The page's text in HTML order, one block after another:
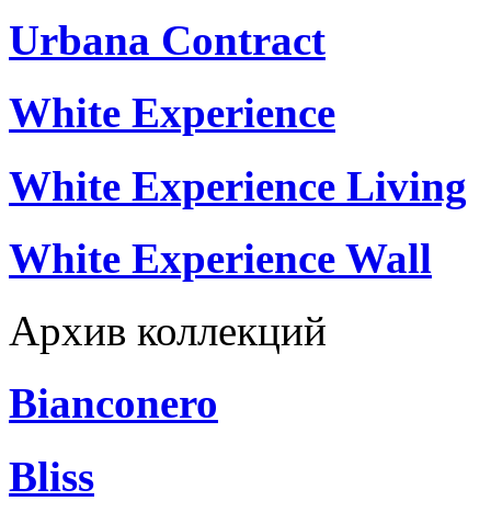
Urbana Contract
White Experience
White Experience Living
White Experience Wall
Архив коллекций
Bianconero
Bliss